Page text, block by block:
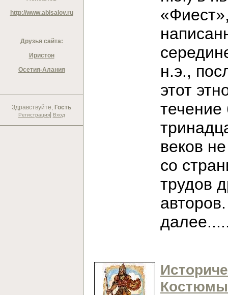
http://www.abisalov.ru
Друзья сайта:
Иристон
Осетия-Алания
Здравствуйте, Гость
Регистрация| Вход
н.э.,
этот
течение
веков
со
трудов
Костюмы